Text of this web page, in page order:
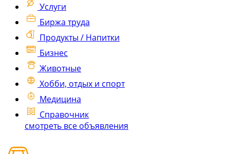
Услуги
Биржа труда
Продукты / Напитки
Бизнес
Животные
Хобби, отдых и спорт
Медицина
Справочник
смотреть все объявления